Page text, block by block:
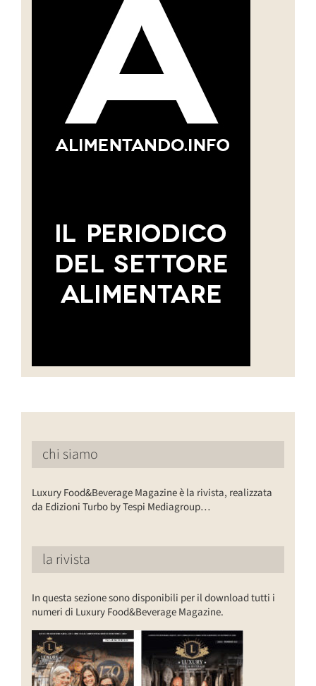
chi siamo
Luxury Food&Beverage Magazine è la rivista, realizzata
da Edizioni Turbo by Tespi Mediagroup…
la rivista
In questa sezione sono disponibili per il download tutti i
numeri di Luxury Food&Beverage Magazine.